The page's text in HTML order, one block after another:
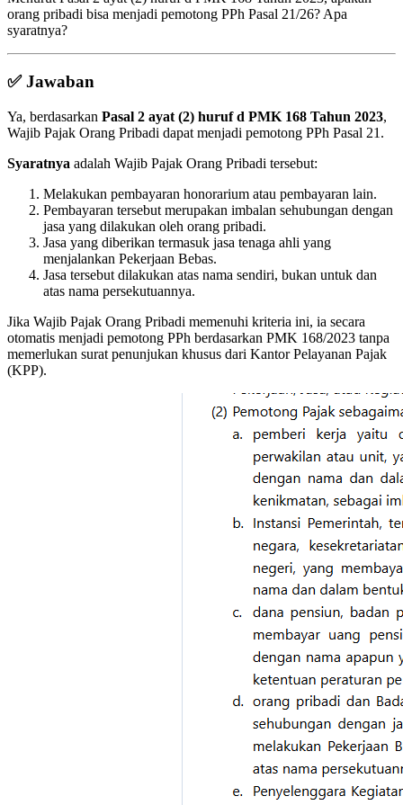
orang pribadi bisa menjadi pemotong PPh Pasal 21/26? Apa
syaratnya?
✅ Jawaban
Ya, berdasarkan Pasal 2 ayat (2) huruf d PMK 168 Tahun 2023,
Wajib Pajak Orang Pribadi dapat menjadi pemotong PPh Pasal 21.
Syaratnya adalah Wajib Pajak Orang Pribadi tersebut:
Melakukan pembayaran honorarium atau pembayaran lain.
Pembayaran tersebut merupakan imbalan sehubungan dengan
jasa yang dilakukan oleh orang pribadi.
Jasa yang diberikan termasuk jasa tenaga ahli yang
menjalankan Pekerjaan Bebas.
Jasa tersebut dilakukan atas nama sendiri, bukan untuk dan
atas nama persekutuannya.
Jika Wajib Pajak Orang Pribadi memenuhi kriteria ini, ia secara
otomatis menjadi pemotong PPh berdasarkan PMK 168/2023 tanpa
memerlukan surat penunjukan khusus dari Kantor Pelayanan Pajak
(KPP).